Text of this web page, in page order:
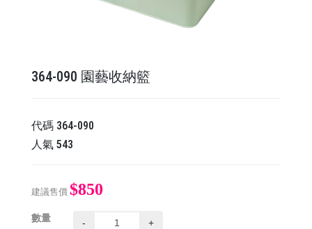
364-090 園藝收納籃
代碼 364-090
人氣 543
建議售價 $850
數量 - +